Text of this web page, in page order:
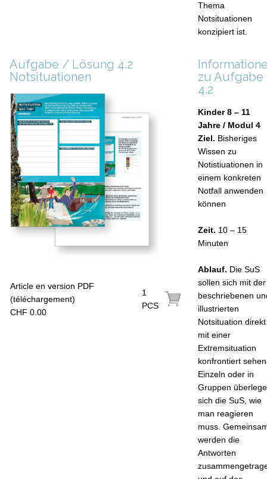
Thema
Notsituationen
konzipiert ist.
Aufgabe / Lösung 4.2
Notsituationen
Article en version PDF
(téléchargement)
CHF 0.00
1
PCS
zu Aufgabe
4.2
Kinder 8 – 11
Jahre / Modul 4
Ziel. Bisheriges
Wissen zu
Notistiuationen in
einem konkreten
Notfall anwenden
können
Zeit. 10 – 15
Minuten
Ablauf. Die SuS
sollen sich mit der
beschriebenen
illustrierten
Notsituation direkt
mit einer
Extremsituation
konfrontiert
Einzeln oder in
Gruppen
sich die SuS, wie
man reagieren
muss.
werden die
Antworten